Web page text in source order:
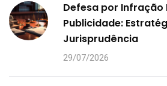
Defesa por Infração
Publicidade:
Jurisprudência
29/07/2026